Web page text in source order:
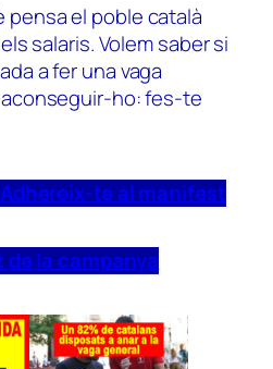
pensa el poble català
salaris. Volem saber si
a fer una vaga
aconseguir-ho: fes-te
Adhereix-te al manifest
de la campanya